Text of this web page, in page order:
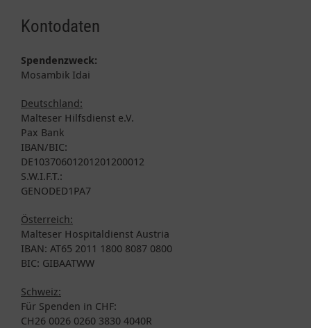
Kontodaten
Spendenzweck:
Mosambik Idai
Deutschland:
Malteser Hilfsdienst e.V.
Pax Bank
IBAN/BIC:
DE10370601201201200012
S.W.I.F.T.:
GENODED1PA7
Österreich:
Malteser Hospitaldienst Austria
IBAN: AT65 2011 1800 8087 0800
BIC: GIBAATWW
Schweiz:
Für Spenden in CHF:
CH26 0026 0260 3830 4040R